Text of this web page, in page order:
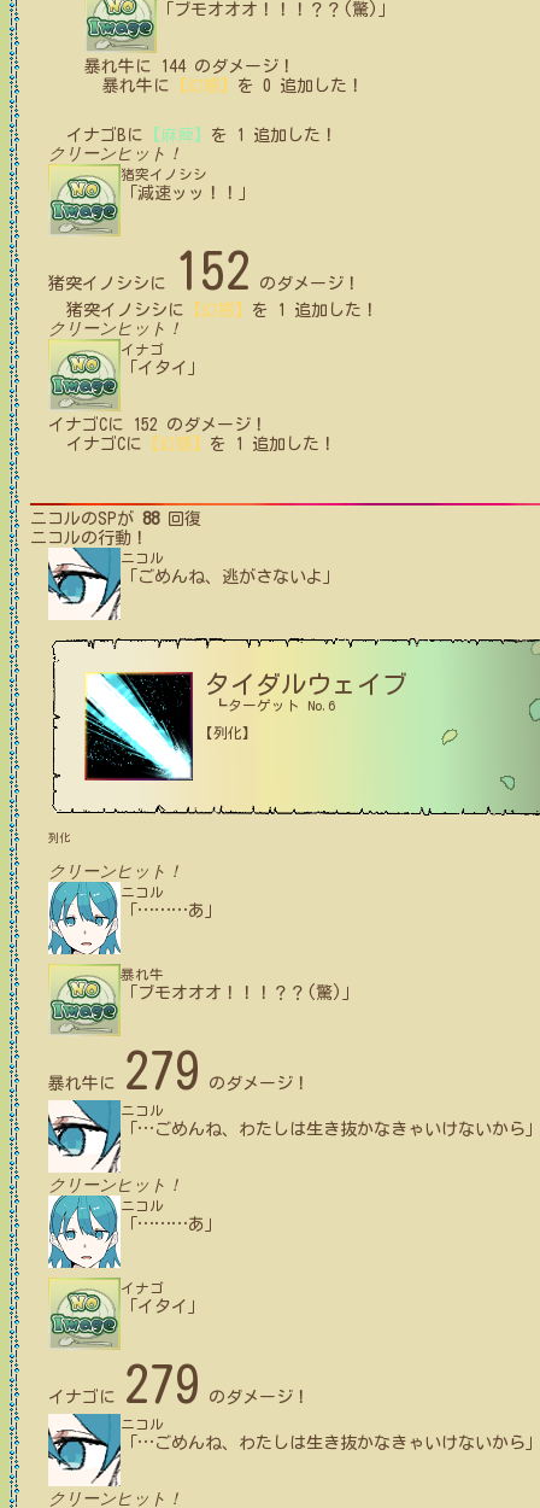
「ブモオオオ！！！？？(驚)」
暴れ牛 に 144のダメージ！
暴れ牛 に 【幻惑】 を 0 追加した！
イナゴB に 【麻痺】 を 1 追加した！
クリーンヒット！
猪突イノシシ
「減速ッッ！！」
猪突イノシシ に 152
のダメージ！
猪突イノシシ に 【幻惑】 を 1 追加した！
クリーンヒット！
イナゴ
「イタイ」
イナゴCに 152 のダメージ！
イナゴCに 【幻惑】 を 1 追加した！
ニコルのSPが 88回復
ニコルの行動！
ニコル
「ごめんね、逃がさないよ」
タイダルウェイブ
┗ターゲット No.6
【列化】
列化
クリーンヒット！
ニコル
………あ」
暴れ牛
「ブモオオオ！！！？？(驚)」
暴れ牛 に 279 のダメージ！
ニコル
… ごめんね、わたしは生き抜かなきゃいけないから
クリーンヒット！
ニコル
………あ」
イナゴ
「イタイ」
イナゴ に 279 のダメージ！
ニコル
… ごめんね、わたしは生き抜かなきゃいけないから
クリーンヒット！